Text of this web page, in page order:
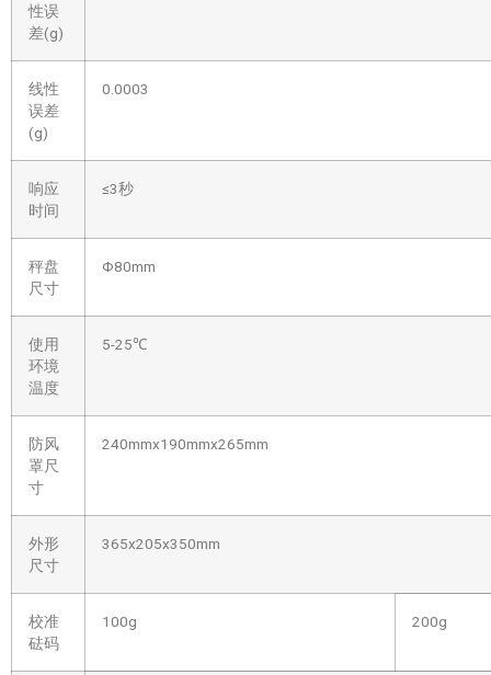
性误
差(g)
线性
误差
(g)
0.0003
响应
时间
≤3秒
秤盘
尺寸
Φ80mm
使用
环境
温度
5-25℃
防风
罩尺
寸
240mmx190mmx265mm
外形
尺寸
365x205x350mm
校准
砝码
100g 200g